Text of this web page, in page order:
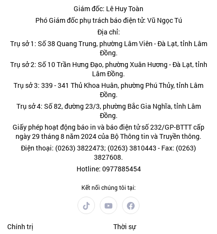
Giám đốc: Lê Huy Toàn
Phó Giám đốc phụ trách báo điện tử: Vũ Ngọc Tú
Địa chỉ:
Trụ sở 1: Số 38 Quang Trung, phường Lâm Viên - Đà Lạt, tỉnh Lâm
Đồng.
Trụ sở 2: Số 10 Trần Hưng Đạo, phường Xuân Hương - Đà Lạt, tỉnh
Lâm Đồng.
Trụ sở 3: 339 - 341 Thủ Khoa Huân, phường Phú Thủy, tỉnh Lâm
Đồng.
Trụ sở 4: Số 82, đường 23/3, phường Bắc Gia Nghĩa, tỉnh Lâm
Đồng.
Giấy phép hoạt động báo in và báo điện tử số 232/GP-BTTT cấp
ngày 29 tháng 8 năm 2024 của Bộ Thông tin và Truyền thông.
Điện thoại: (0263) 3822473; (0263) 3810443 - Fax: (0263)
3827608.
Hotline: 0977885454
Kết nối chúng tôi tại:
Chính trị Thời sự